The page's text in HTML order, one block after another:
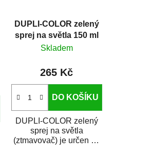
DUPLI-COLOR zelený
sprej na světla 150 ml
Skladem
265 Kč
DO KOŠÍKU
DUPLI-COLOR zelený
sprej na světla
(ztmavovač) je určen na